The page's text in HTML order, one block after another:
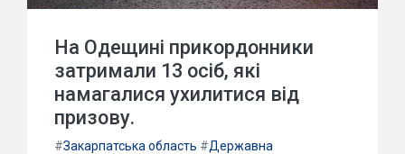
На Одещині прикордонники
затримали 13 осіб, які
намагалися ухилитися від
призову.
#Закарпатська область #Державна